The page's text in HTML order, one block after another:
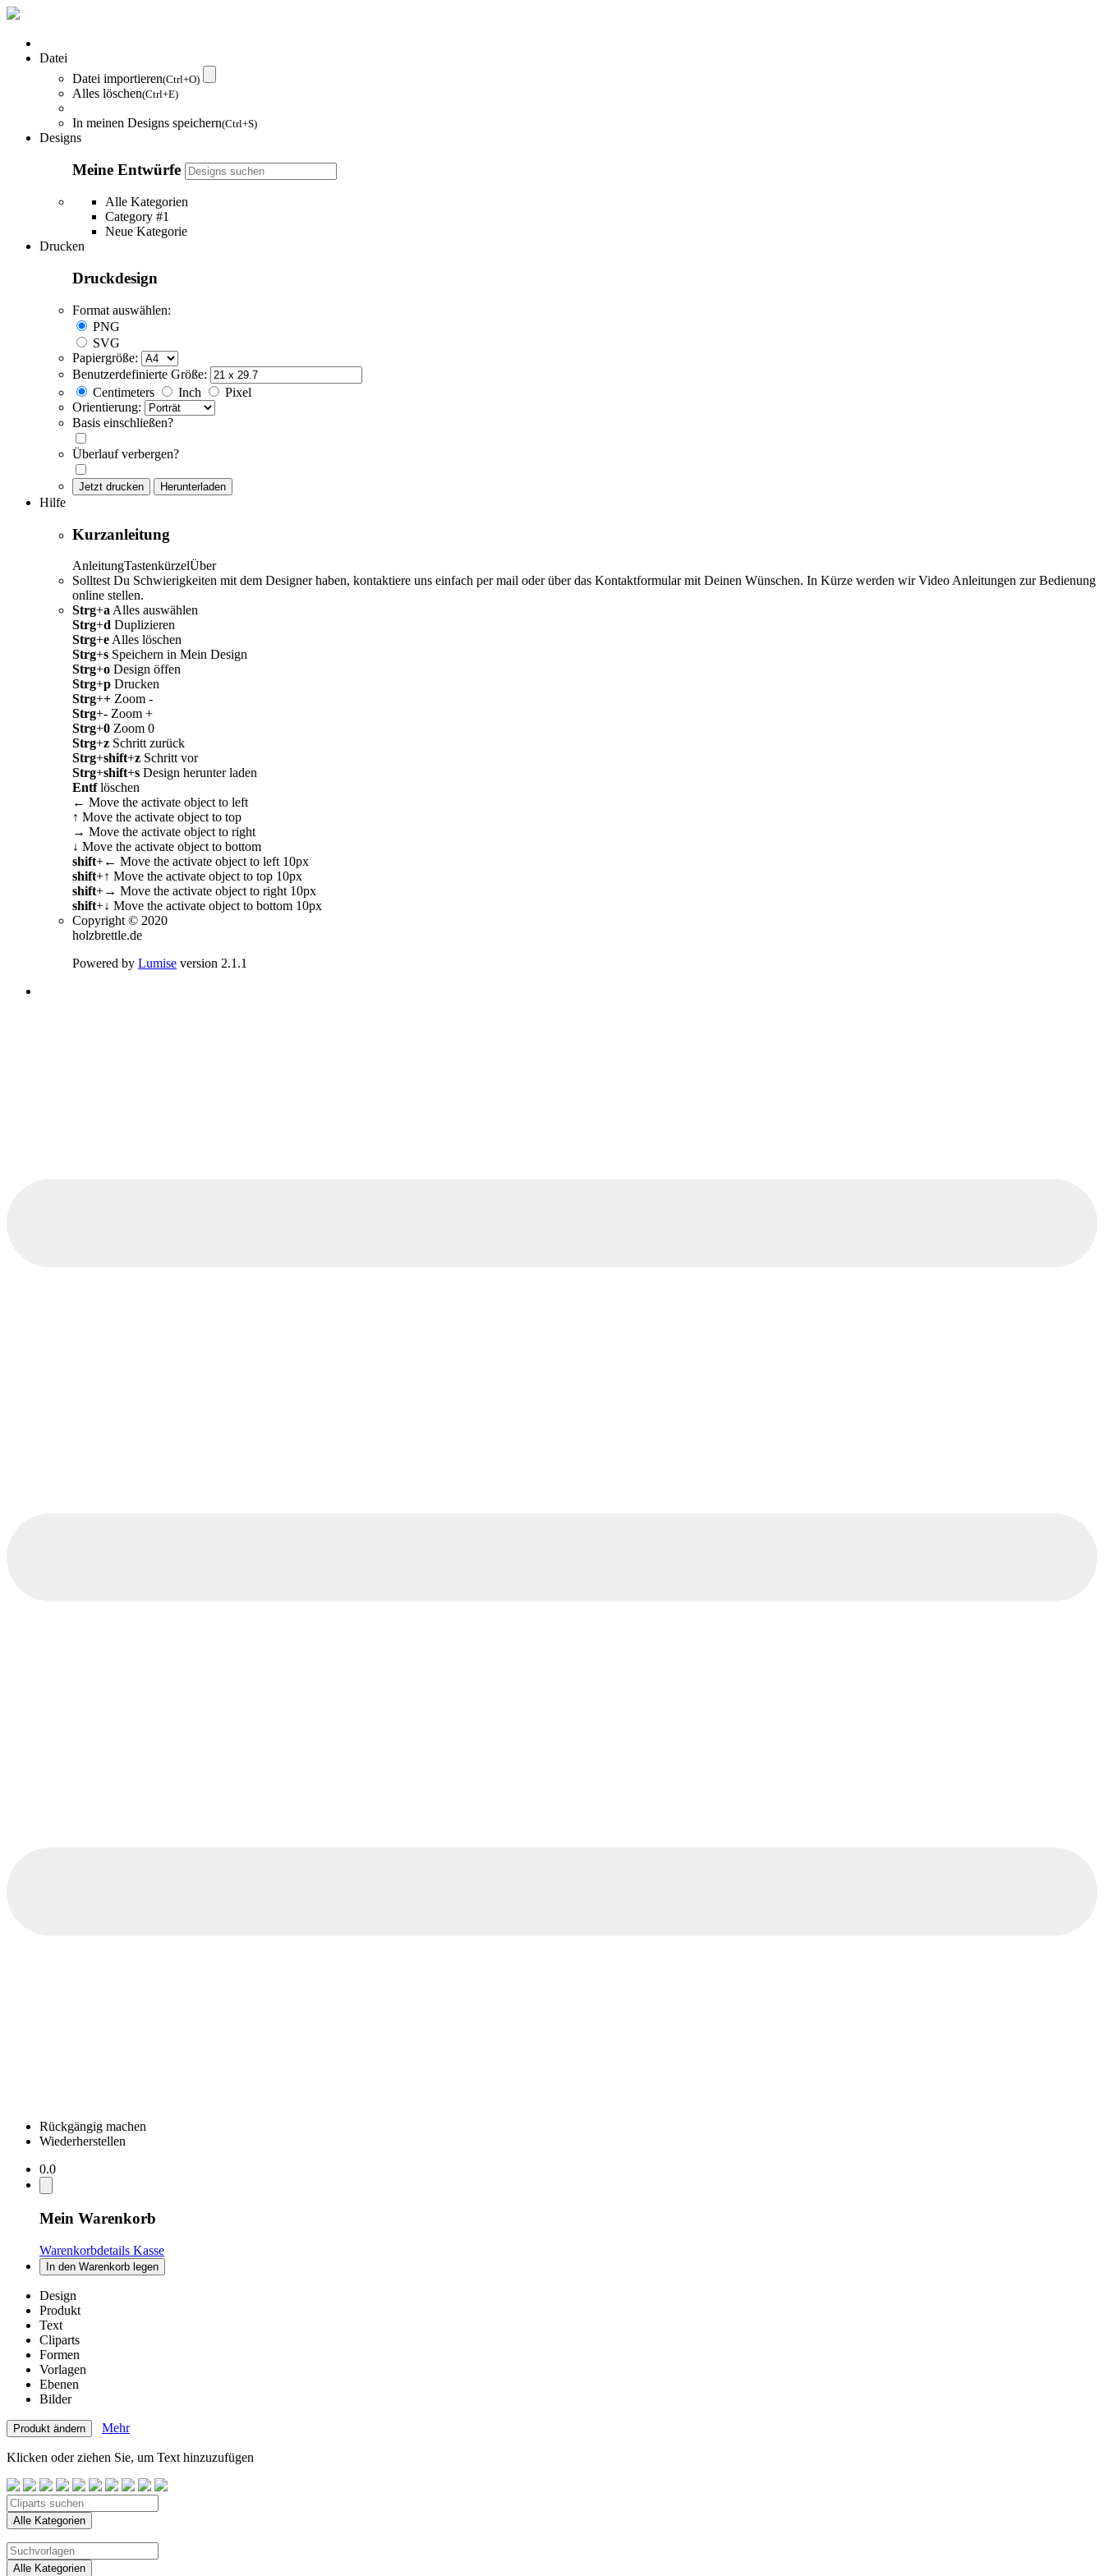
Datei
Datei importieren(Ctrl+O)
Alles löschen(Ctrl+E)
In meinen Designs speichern(Ctrl+S)
Designs
Meine Entwürfe
Alle Kategorien
Category #1
Neue Kategorie
Drucken
Druckdesign
Format auswählen:
PNG
SVG
Papiergröße:
Benutzerdefinierte Größe:
Centimeters
Inch
Pixel
Orientierung:
Basis einschließen?
Überlauf verbergen?
Jetzt drucken Herunterladen
Hilfe
Kurzanleitung
AnleitungTastenkürzelÜber
Solltest Du Schwierigkeiten mit dem Designer haben, kontaktiere uns einfach per mail oder über das Kontaktformular mit Deinen Wünschen. In Kürze werden wir Video Anleitungen zur Bedienung
online stellen.
Strg+a Alles auswählen
Strg+d Duplizieren
Strg+e Alles löschen
Strg+s Speichern in Mein Design
Strg+o Design öffen
Strg+p Drucken
Strg++ Zoom -
Strg+- Zoom +
Strg+0 Zoom 0
Strg+z Schritt zurück
Strg+shift+z Schritt vor
Strg+shift+s Design herunter laden
Entflöschen
← Move the activate object to left
↑ Move the activate object to top
→ Move the activate object to right
↓ Move the activate object to bottom
shift+← Move the activate object to left 10px
shift+↑ Move the activate object to top 10px
shift+→ Move the activate object to right 10px
shift+↓ Move the activate object to bottom 10px
Copyright © 2020
holzbrettle.de
Powered by Lumise version 2.1.1
Rückgängig machen
Wiederherstellen
0.0
Mein Warenkorb
Warenkorbdetails Kasse
In den Warenkorb legen
Design
Produkt
Text
Cliparts
Formen
Vorlagen
Ebenen
Bilder
Produkt ändern Mehr
Klicken oder ziehen Sie, um Text hinzuzufügen
Alle Kategorien
Alle Kategorien